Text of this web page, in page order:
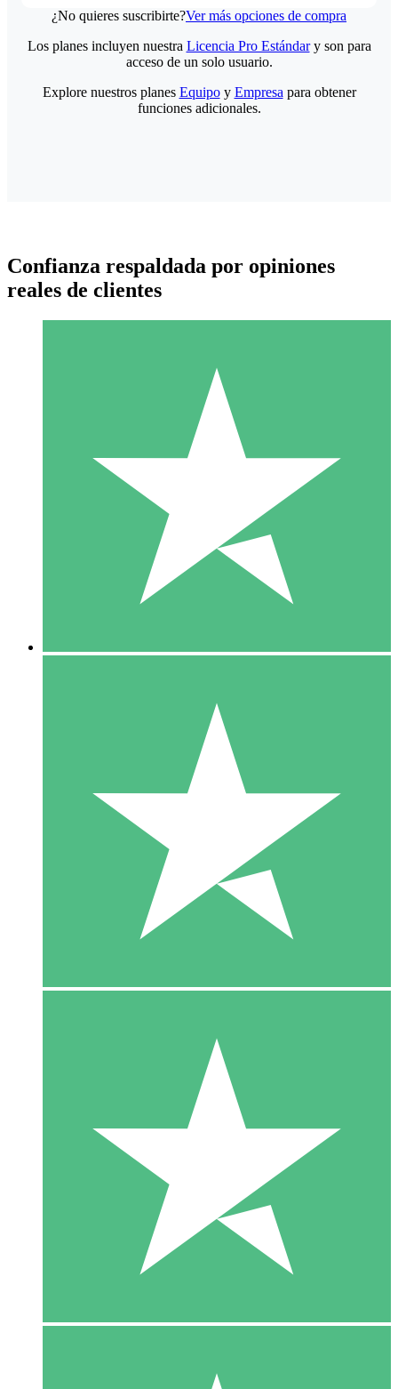
¿No quieres suscribirte?Ver más opciones de compra
Paquetes de Créditos Individuales
Paga según el uso con créditos de descarga. Sin compromiso
10 00
10 Descargas
20 00
Los planes incluyen nuestra Licencia Pro Estándary son para
acceso de un solo usuario.
Explore nuestros planes Equipoy Empresa para obtener
funciones adicionales.
Confianza respaldada por opiniones
reales de clientes